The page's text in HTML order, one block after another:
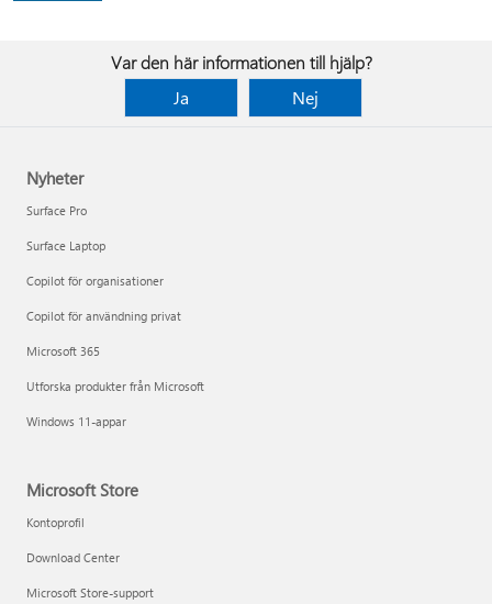
Var den här informationen till hjälp?
Ja
Nej
Nyheter
Surface Pro
Surface Laptop
Copilot för organisationer
Copilot för användning privat
Microsoft 365
Utforska produkter från Microsoft
Windows 11-appar
Microsoft Store
Kontoprofil
Download Center
Microsoft Store-support